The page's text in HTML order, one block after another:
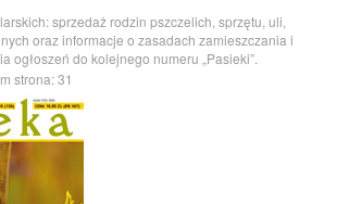
sprzedaż rodzin pszczelich, sprzętu, uli,
oraz informacje o zasadach zamieszczania i
ogłoszeń do kolejnego numeru „Pasieki”.
strona:31